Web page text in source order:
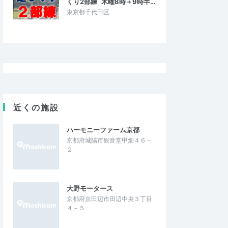
東京都千代田区
近くの施設
ハーモニーファーム京都
京都府城陽市観音堂甲畑４６－
２
大野モータース
京都府京田辺市田辺中央３丁目
４－５